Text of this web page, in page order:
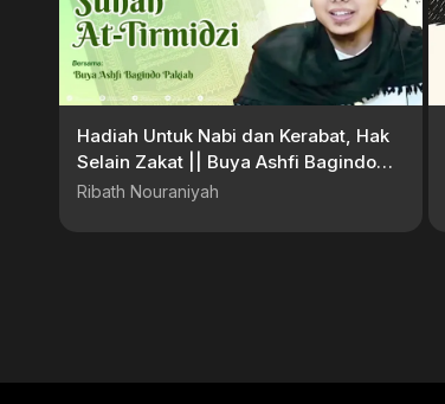
Hadiah Untuk Nabi dan Kerabat, Hak
Selain Zakat || Buya Ashfi Bagindo
Pakiah
Ribath Nouraniyah